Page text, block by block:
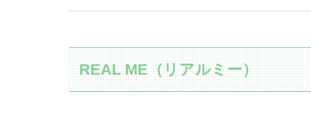
REAL ME（リアルミー）